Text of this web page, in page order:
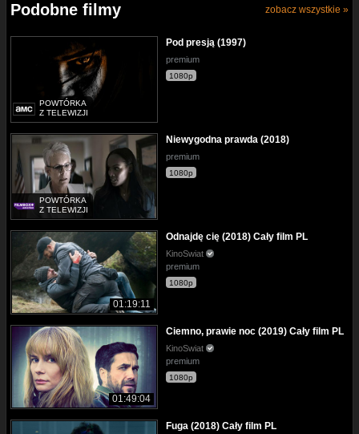
Podobne filmy zobacz wszystkie »
POWTÓRKA
Z TELEWIZJI
Pod presją (1997)
premium
1080p
POWTÓRKA
Z TELEWIZJI
Niewygodna prawda (2018)
premium
1080p
01:19:11
Odnajdę cię (2018) Cały film PL
KinoSwiat
premium
1080p
01:49:04
Ciemno, prawie noc (2019) Cały film PL
KinoSwiat
premium
1080p
Fuga (2018) Cały film PL